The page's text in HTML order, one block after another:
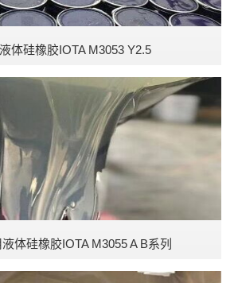
体硅橡胶IOTA M3053 Y2.5
体硅橡胶IOTA M3055 A B系列